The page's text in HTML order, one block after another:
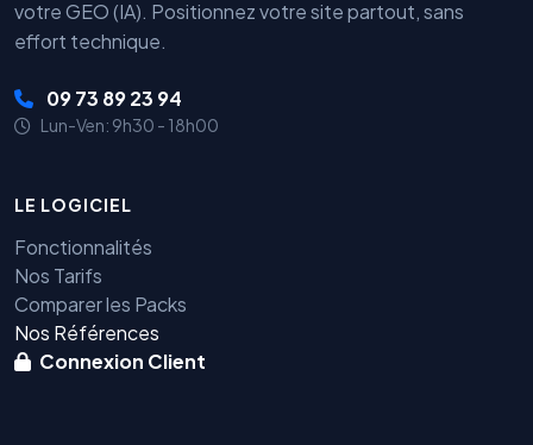
votre GEO (IA). Positionnez votre site partout, sans
effort technique.
09 73 89 23 94
Lun-Ven: 9h30 - 18h00
LE LOGICIEL
Fonctionnalités
Nos Tarifs
Comparer les Packs
Nos Références
Connexion Client